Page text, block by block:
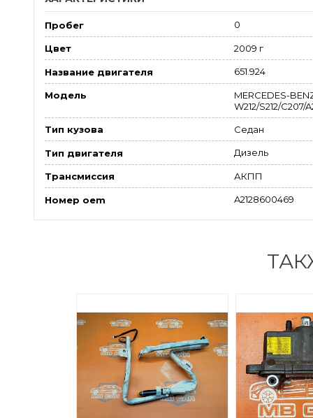
Пробег 0
Цвет 2009 г
Название двигателя 651.924
Модель
MERCEDES-
W212/S212/C207/
Тип кузова Седан
Тип двигателя Дизель
Трансмиссия АКПП
Номер oem A2128600469